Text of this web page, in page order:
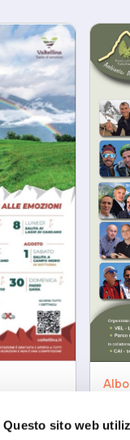
Questo sito web
ven,